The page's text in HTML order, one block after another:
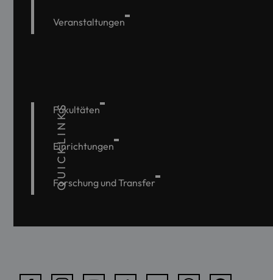
Veranstaltungen
QUICKLINKS
Fakultäten
Einrichtungen
Forschung und Transfer